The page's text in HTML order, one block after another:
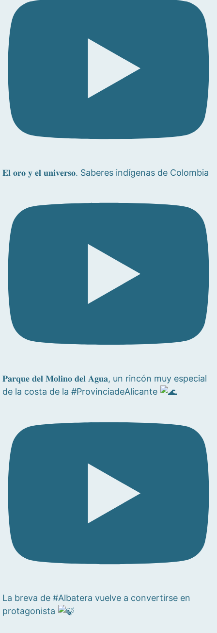
𝐄𝐥 𝐨𝐫𝐨 𝐲 𝐞𝐥 𝐮𝐧𝐢𝐯𝐞𝐫𝐬𝐨. Saberes indígenas de Colombia
𝐏𝐚𝐫𝐪𝐮𝐞 𝐝𝐞𝐥 𝐌𝐨𝐥𝐢𝐧𝐨 𝐝𝐞𝐥 𝐀𝐠𝐮𝐚, un rincón muy especial
de la costa de la #ProvinciadeAlicante
La breva de #Albatera vuelve a convertirse en
protagonista